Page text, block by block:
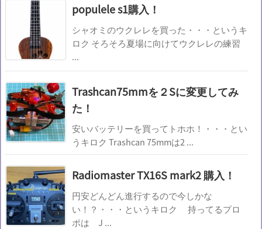
populele s1購入！
シャオミのウクレレを買った・・・というキ
ロク そろそろ夏場に向けてウクレレの練習
...
Trashcan75mmを２Sに変更してみ
た！
安いバッテリーを買ってトホホ！・・・とい
うキロク Trashcan 75mmは2 ...
Radiomaster TX16S mark2 購入！
円安どんどん進行するので今しかな
い！？・・・というキロク 持ってるプロ
ポは J ...